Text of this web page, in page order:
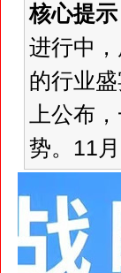
核心提示
进行中
的行业
上公布
势。11